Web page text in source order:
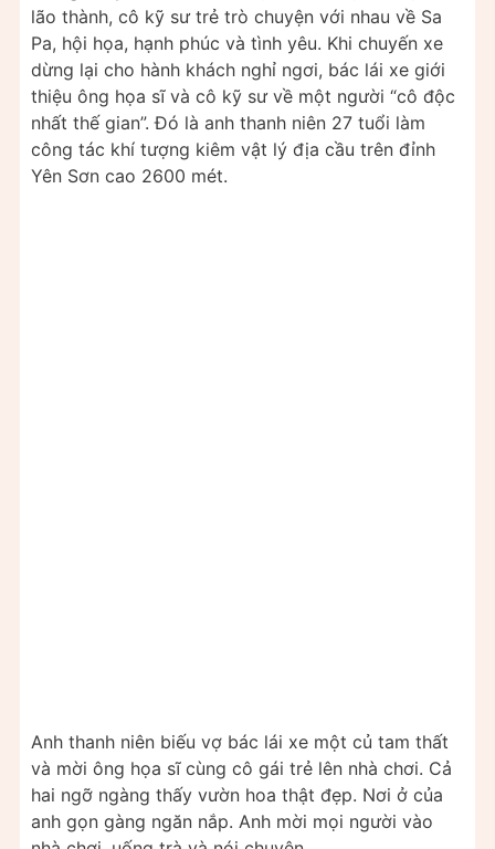
lão thành, cô kỹ sư trẻ trò chuyện với nhau về Sa
Pa, hội họa, hạnh phúc và tình yêu. Khi chuyến xe
dừng lại cho hành khách nghỉ ngơi, bác lái xe giới
thiệu ông họa sĩ và cô kỹ sư về một người “cô độc
nhất thế gian”. Đó là anh thanh niên 27 tuổi làm
công tác khí tượng kiêm vật lý địa cầu trên đỉnh
Yên Sơn cao 2600 mét.
Anh thanh niên biếu vợ bác lái xe một củ tam thất
và mời ông họa sĩ cùng cô gái trẻ lên nhà chơi. Cả
hai ngỡ ngàng thấy vườn hoa thật đẹp. Nơi ở của
anh gọn gàng ngăn nắp. Anh mời mọi người vào